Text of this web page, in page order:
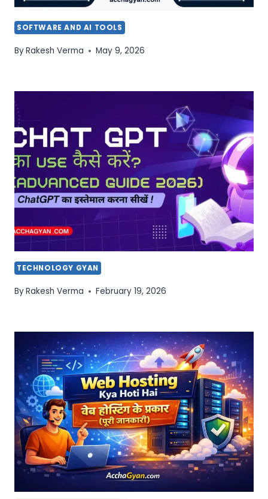
SOFTWARE AND AI TOOLS
ByRakesh Verma May 9, 2026
TECHNOLOGY GYAN
ByRakesh Verma February 19, 2026